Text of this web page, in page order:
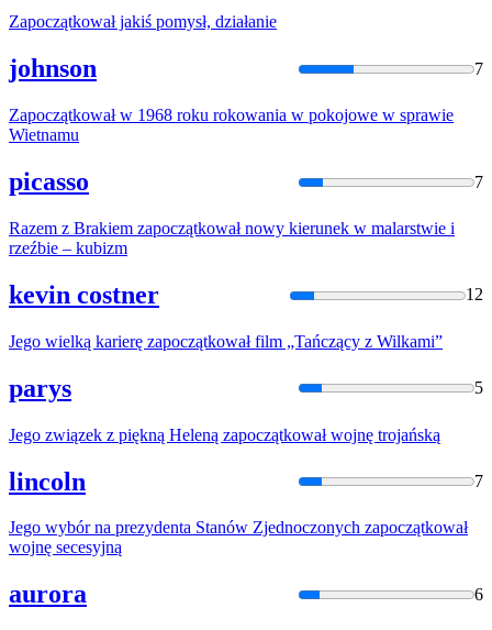
Zapoczątkowałjakiś pomysł, działanie
johnson 7
Zapoczątkowałw 1968 roku rokowania w pokojowe w sprawie
Wietnamu
picasso 7
Razem z Brakiem zapoczątkowałnowy kierunek w malarstwie i
rzeźbie – kubizm
kevin costner 12
Jego wielką karierę zapoczątkowałfilm „Tańczący z Wilkami”
parys 5
Jego związek z piękną Heleną zapoczątkowałwojnę trojańską
lincoln 7
Jego wybór na prezydenta Stanów Zjednoczonych zapoczątkował
wojnę secesyjną
aurora 6